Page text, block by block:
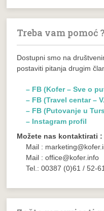
Treba vam pomoć ?
Dostupni smo na
postaviti pitanja drugim
– FB (Kofer – Sve o
– FB (Travel centar –
– FB (Putovanje u
– Instagram profil
Možete nas kontaktirati :
Mail :
Mail : office@kofer.info
Tel.: 00387 (0)61 / 52-